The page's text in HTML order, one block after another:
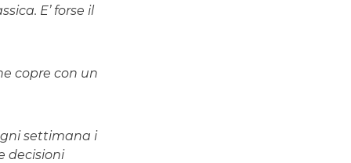
E’ forse il
copre con un
settimana i
decisioni